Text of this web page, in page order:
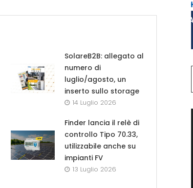
SolareB2B: allegato al
numero di
luglio/agosto, un
inserto sullo storage
14 Luglio 2026
Finder lancia il relè di
controllo Tipo 70.33,
utilizzabile anche su
impianti FV
13 Luglio 2026